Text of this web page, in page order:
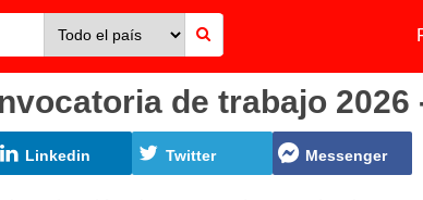
de trabajo
Linkedin Twitter Messenger